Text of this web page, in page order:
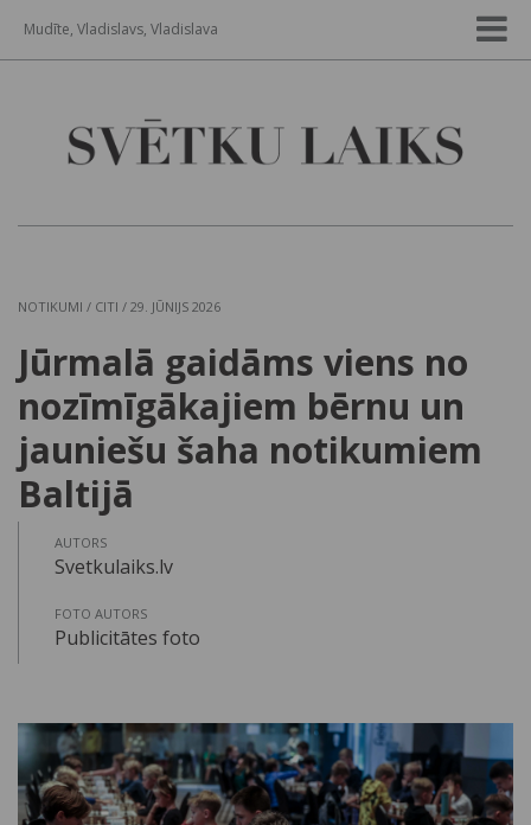
Mudīte, Vladislavs, Vladislava
NOTIKUMI / CITI / 29. JŪNIJS 2026
Jūrmalā gaidāms viens no
nozīmīgākajiem bērnu un
jauniešu šaha notikumiem
Baltijā
AUTORS
Svetkulaiks.lv
FOTO AUTORS
Publicitātes foto